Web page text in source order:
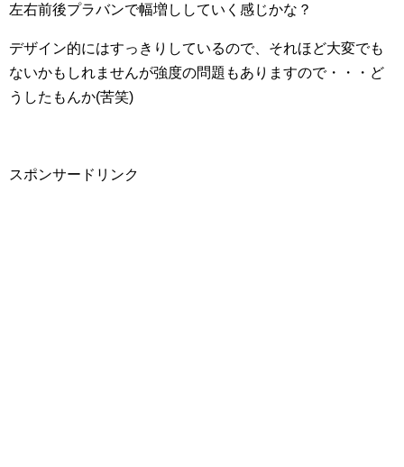
左右前後プラバンで幅増ししていく感じかな？
デザイン的にはすっきりしているので、それほど大変でも
ないかもしれませんが強度の問題もありますので・・・ど
うしたもんか(苦笑)
スポンサードリンク